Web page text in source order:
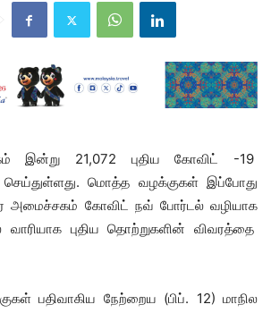
இன்று 21,072 புதிய கோவிட் -19
செய்துள்ளது. மொத்த வழக்குகள் இப்போது
அமைச்சகம் கோவிட் நவ் போர்டல் வழியாக
வாரியாக புதிய தொற்றுகளின் விவரத்தை
பதிவாகிய நேற்றைய (பிப். 12) மாநில